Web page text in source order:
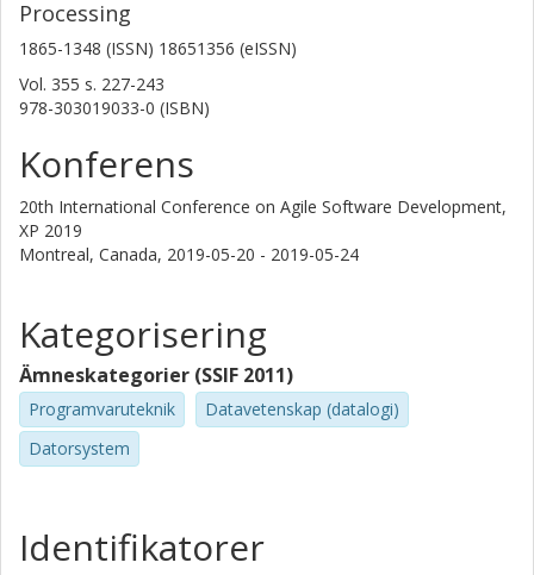
Processing
1865-1348 (ISSN) 18651356 (eISSN)
Vol. 355 s. 227-243
978-303019033-0 (ISBN)
Konferens
20th International Conference on Agile Software Development,
XP 2019
Montreal, Canada, 2019-05-20 - 2019-05-24
Kategorisering
Ämneskategorier (SSIF 2011)
Programvaruteknik
Datavetenskap (datalogi)
Datorsystem
Identifikatorer